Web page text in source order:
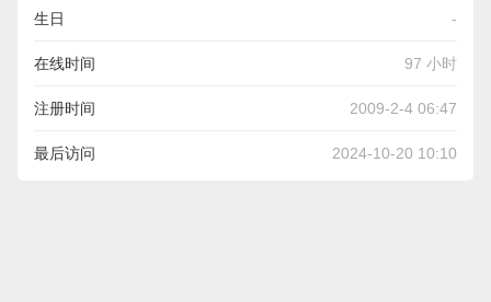
生日 -
在线时间 97 小时
注册时间 2009-2-4 06:47
最后访问 2024-10-20 10:10